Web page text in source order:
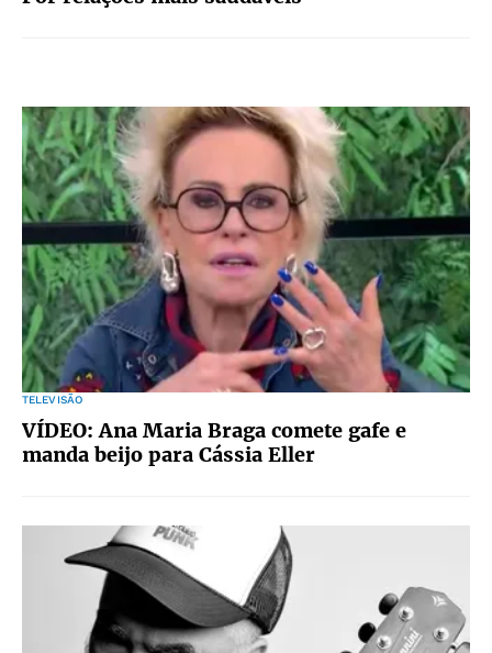
TELEVISÃO
VÍDEO: Ana Maria Braga comete gafe e
manda beijo para Cássia Eller